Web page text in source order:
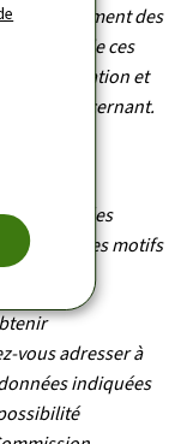
du traitement des
de ces
de rectification et
vous concernant.
vos données
pour des motifs
vous adresser à
indiquées